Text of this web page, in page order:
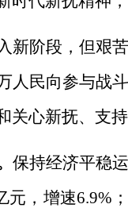
新阶段，但艰
人民向参与战
关心新抚、支
保持经济平稳
元，增速6.9%